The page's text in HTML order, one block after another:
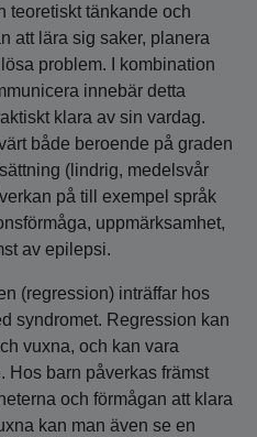
teoretiskt tänkande och
att lära sig saker, planera
problem. I kombination
innebär detta
klara av sin vardag.
både beroende på graden
(lindrig, medelsvår
på till exempel språk
uppmärksamhet,
av epilepsi.
(regression) inträffar hos
syndromet. Regression kan
vuxna, och kan vara
Hos barn påverkas främst
och förmågan att klara
kan man även se en